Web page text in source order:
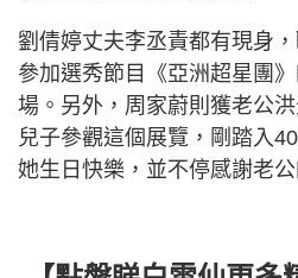
劉倩婷丈夫李丞責都有現身
參加選秀節目《亞洲超星團
場。另外，周家蔚則獲老公
兒子參觀這個展覽，剛踏入
她生日快樂，並不停感謝老公